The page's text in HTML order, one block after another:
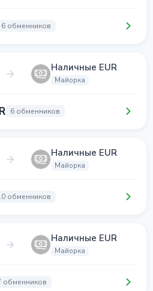
6 обменников
Наличные EUR
Майорка
6 обменников
Наличные EUR
Майорка
обменников
Наличные EUR
Майорка
обменников